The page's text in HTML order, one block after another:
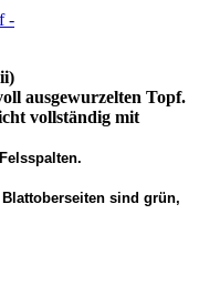
ausgewurzelten Topf.
vollständig mit
sind grün,